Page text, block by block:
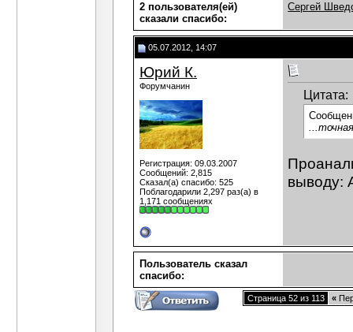
2 пользователя(ей)
сказали cпасибо:
Сергей
05.07.2012, 14:07
Юрий К.
Форумчанин
Регистрация: 09.03.2007
Сообщений: 2,815
Сказал(а) спасибо: 525
Поблагодарили 2,297 раз(а) в
1,171 сообщениях
Цитата:
выводу:
Пользователь сказал
cпасибо:
Страница 52 из 113 «